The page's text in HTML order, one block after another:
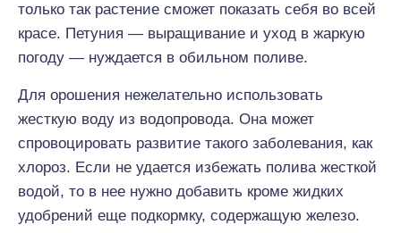
только так растение сможет показать себя во всей
красе. Петуния — выращивание и уход в жаркую
погоду — нуждается в обильном поливе.
Для орошения нежелательно использовать
жесткую воду из водопровода. Она может
спровоцировать развитие такого заболевания, как
хлороз. Если не удается избежать полива жесткой
водой, то в нее нужно добавить кроме жидких
удобрений еще подкормку, содержащую железо.